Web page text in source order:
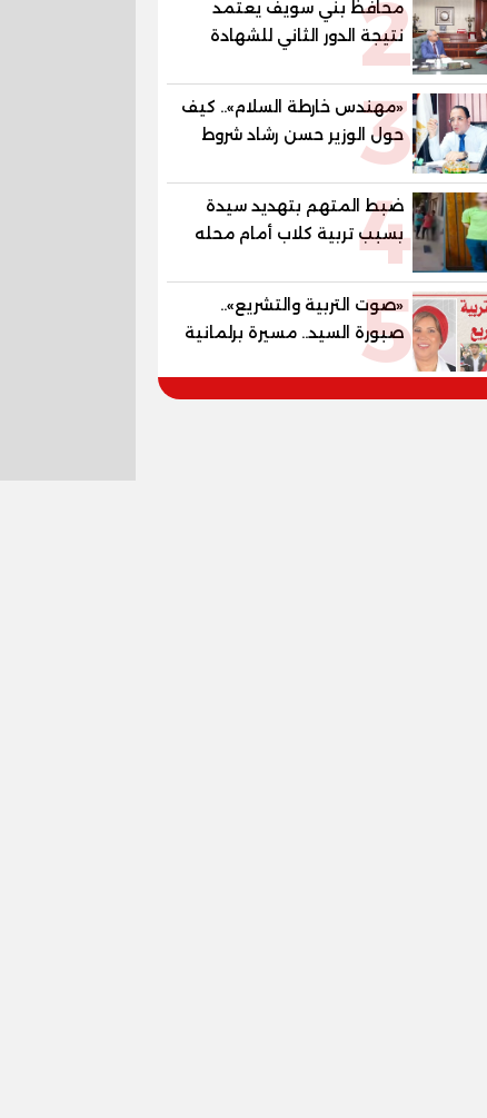
محافظة الدقهلية
2
محافظ بني سويف يعتمد
نتيجة الدور الثاني للشهادة
الإعدادية العامة بنسبة
79.9% نظامي ...و69.55%
منازل.. و70.56% للمهنية ..
و100% للصُم وضعاف السمع3
«مهندس خارطة السلام».. كيف
حول الوزير حسن رشاد شروط
الحرب المعقدة إلى "خارطة
طريق" للانسحاب والإعمار؟
4
ضبط المتهم بتهديد سيدة
بسبب تربية كلاب أمام محله
5
«صوت التربية والتشريع»..
صبورة السيد.. مسيرة برلمانية
وتربوية تجمع بين تشريع